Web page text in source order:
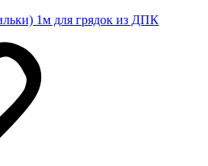
1м для грядок из ДПК